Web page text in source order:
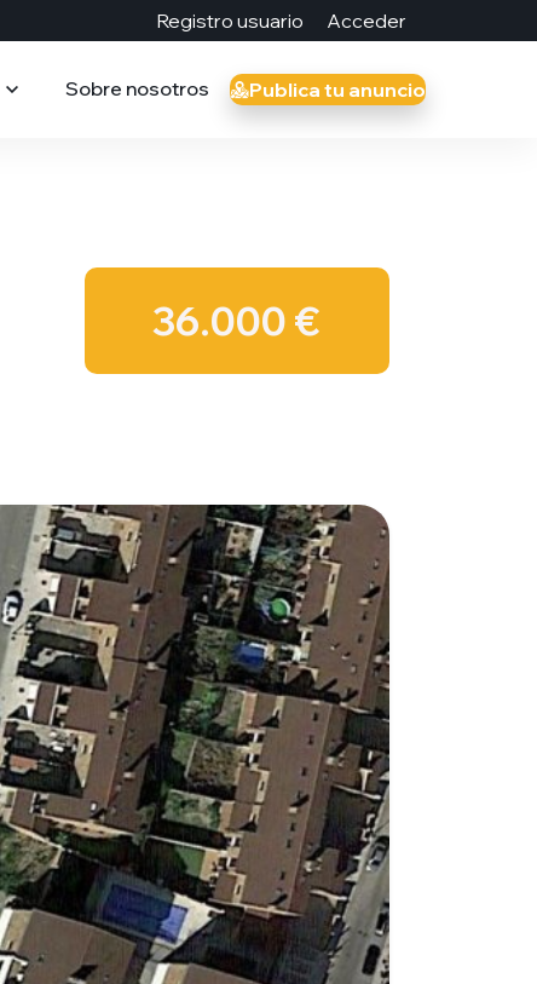
Registro usuario Acceder
Sobre nosotros Publica tu anuncio
36.000 €